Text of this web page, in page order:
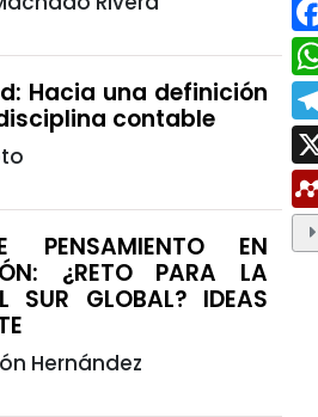
Hacia una definición
contable
PENSAMIENTO EN
¿RETO PARA LA
SUR GLOBAL? IDEAS
Hernández